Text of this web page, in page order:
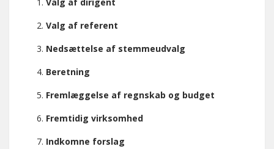
Valg af referent
Nedsættelse af stemmeudvalg
Beretning
Fremlæggelse af regnskab og budget
Fremtidig virksomhed
Indkomne forslag